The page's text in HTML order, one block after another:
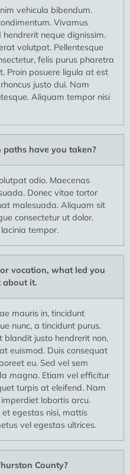
vehicula bibendum.
Vivamus
neque dignissim.
volutpat. Pellentesque
felis purus pharetra
Proin posuere ligula at est
justo dui. Nam
Aliquam tempor nisi
have you taken?
odio. Maecenas
Donec vitae tortor
malesuada. Aliquam sit
consectetur ut dolor.
tempor.
vocation, what led you
about it.
mauris in, tincidunt
nunc, a tincidunt purus.
justo hendrerit non.
euismod. Duis consequat
eu. Sed vel sem
magna. Etiam vel efficitur
turpis at eleifend. Nam
lobortis arcu.
et egestas nisi, mattis
vel egestas ultrices.
County?